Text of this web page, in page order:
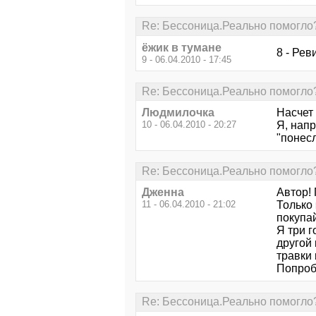
Re: Бессоница.Реально
ёжик в тумане
9 - 06.04.2010 - 17:45
8 -
Re: Бессоница.Реально
Людмилочка
10 - 06.04.2010 - 20:27
Я,
Re: Бессоница.Реально
Дженна
11 - 06.04.2010 - 21:02
Автор!
Только
Я три
другой
травки
Re: Бессоница.Реально